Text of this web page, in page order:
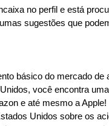
no perfil e está
sugestões que
básico do mercado
você encontra
e até mesmo a Apple!
Unidos sobre os